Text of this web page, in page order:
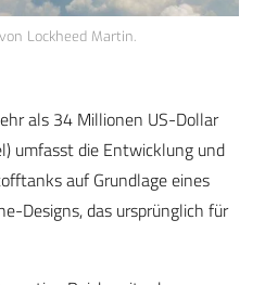
Lockheed Martin.
als 34 Millionen US-Dollar
umfasst die Entwicklung und
auf Grundlage eines
Designs, das ursprünglich für